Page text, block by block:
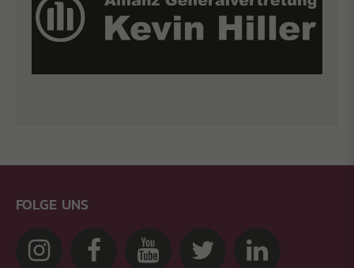
FOLGE UNS